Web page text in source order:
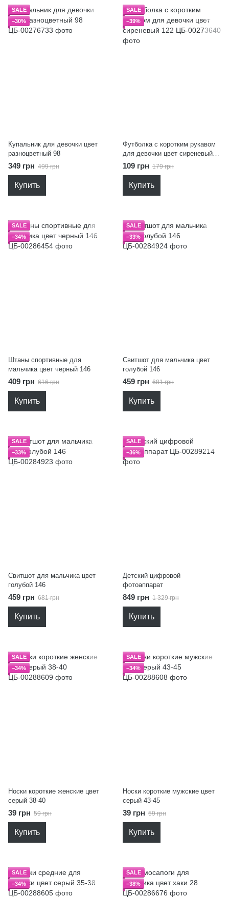
SALE
−30%
Купальник для девочки цвет
разноцветный 98
349 грн 499 грн
Купить
SALE
−39%
Футболка с коротким рукавом
для девочки цвет сиреневый
122
109 грн 179 грн
Купить
SALE
−34%
Штаны спортивные для
мальчика цвет черный 146
409 грн 616 грн
Купить
SALE
−33%
Свитшот для мальчика цвет
голубой 146
459 грн 681 грн
Купить
SALE
−33%
Свитшот для мальчика цвет
голубой 146
459 грн 681 грн
Купить
SALE
−36%
Детский цифровой
фотоаппарат
849 грн 1 329 грн
Купить
SALE
−34%
Носки короткие женские цвет
серый 38-40
39 грн 59 грн
Купить
SALE
−34%
Носки короткие мужские цвет
серый 43-45
39 грн 59 грн
Купить
SALE
−34%
SALE
−38%